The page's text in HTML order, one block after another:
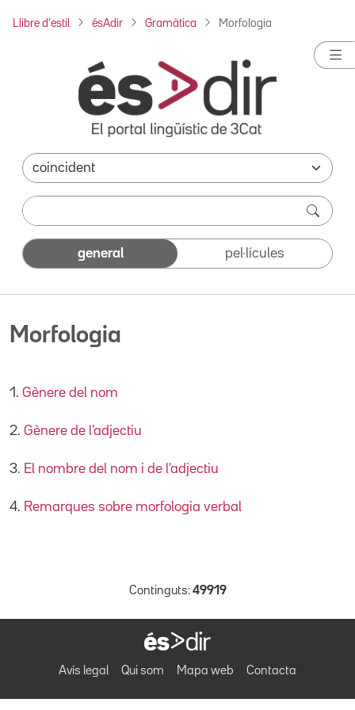
Llibre d'estil ésAdir Gramàtica Morfologia
general pel·lícules
Morfologia
1. Gènere del nom
2. Gènere de l'adjectiu
3. El nombre del nom i de l'adjectiu
4. Remarques sobre morfologia verbal
Continguts: 49919
Avís legal Qui som Mapa web Contacta